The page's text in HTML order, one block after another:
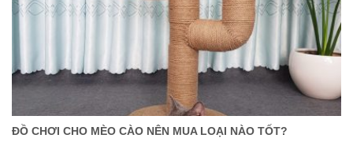
ĐỒ CHƠI CHO MÈO CÀO NÊN MUA LOẠI NÀO TỐT?